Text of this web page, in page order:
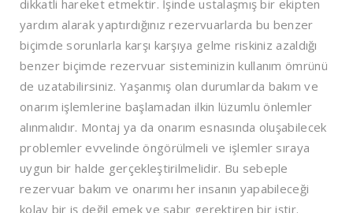
dikkatli hareket etmektir. İşinde ustalaşmış bir ekipten
yardım alarak yaptırdığınız rezervuarlarda bu benzer
biçimde sorunlarla karşı karşıya gelme riskiniz azaldığı
benzer biçimde rezervuar sisteminizin kullanım ömrünü
de uzatabilirsiniz. Yaşanmış olan durumlarda bakım ve
onarım işlemlerine başlamadan ilkin lüzumlu önlemler
alınmalıdır. Montaj ya da onarım esnasında oluşabilecek
problemler evvelinde öngörülmeli ve işlemler sıraya
uygun bir halde gerçekleştirilmelidir. Bu sebeple
rezervuar bakım ve onarımı her insanın yapabileceği
kolay bir iş değil emek ve sabır gerektiren bir iştir.